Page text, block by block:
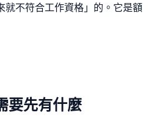
就不符合工作資格」的。它是額
要先有什麼